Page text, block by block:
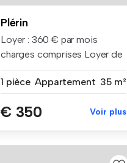
Plérin
Loyer : 360 € par mois
charges comprises Loyer de
1 pièce Appartement 35 m²
€ 350 Voir plus